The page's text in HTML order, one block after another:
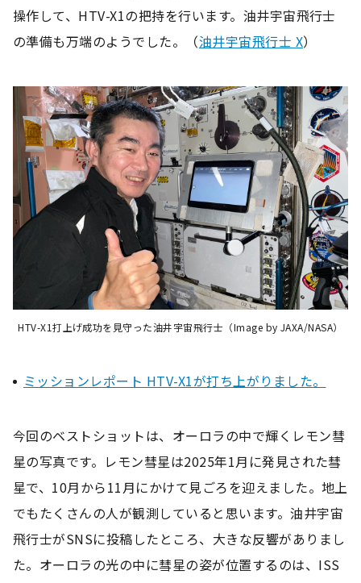
操作して、HTV-X1の把持を行います。油井宇宙飛行士
の準備も万端のようでした。（油井宇宙飛行士 X）
HTV-X1打上げ成功を見守った油井宇宙飛行士（Image by JAXA/NASA）
ミッションレポート HTV-X1が打ち上がりました。
今回のベストショットは、オーロラの中で輝くレモン彗
星の写真です。レモン彗星は2025年1月に発見された彗
星で、10月から11月にかけて見ごろを迎えました。地上
でもたくさんの人が観測していると思います。油井宇宙
飛行士がSNSに投稿したところ、大きな反響がありまし
た。オーロラの光の中に彗星の姿が位置するのは、ISS